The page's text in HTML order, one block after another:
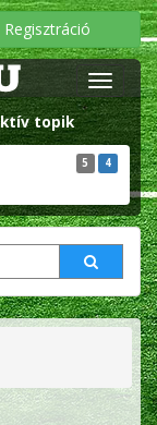
Regisztráció
topik
5 4